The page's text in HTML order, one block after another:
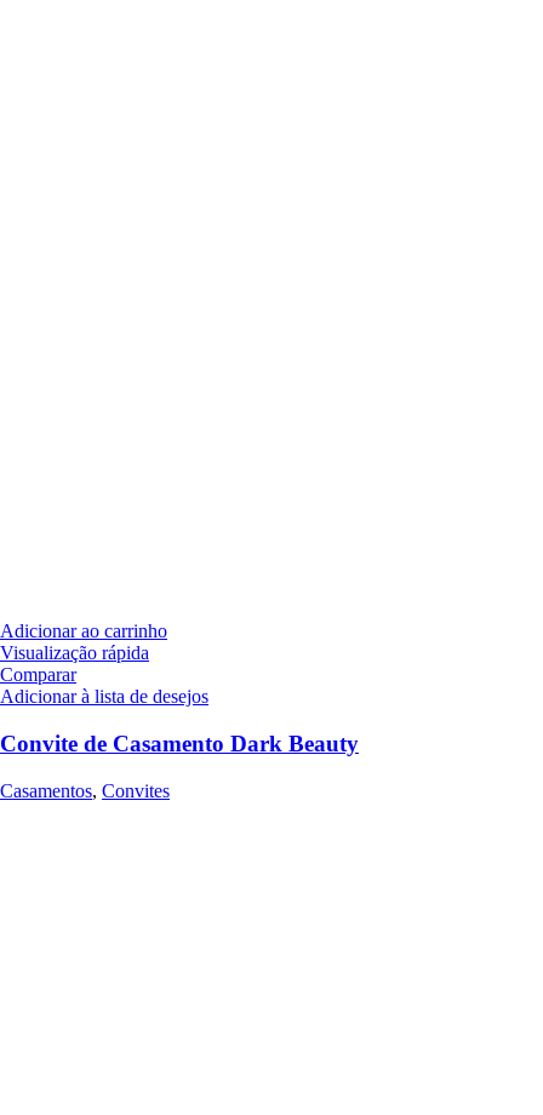
Adicionar ao carrinho
Visualização rápida
Comparar
Adicionar à lista de desejos
Convite de Casamento Dark Beauty
Casamentos, Convites